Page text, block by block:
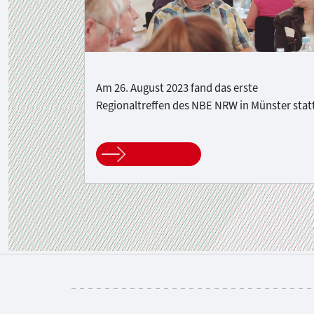
Am 26. August 2023 fand das erste
Regionaltreffen des NBE NRW in Münster